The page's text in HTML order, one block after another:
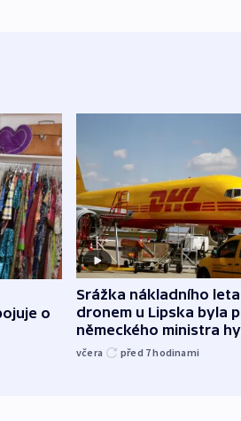
o
Srážka nákladního
dronem u Lipska byla
německého ministra
včera před 7hodinami